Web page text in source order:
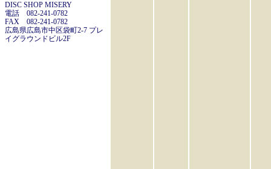
DISC SHOP MISERY
電話 082-241-0782
FAX 082-241-0782
広島県広島市中区袋町2-7 プレ
イグラウンドビル2F